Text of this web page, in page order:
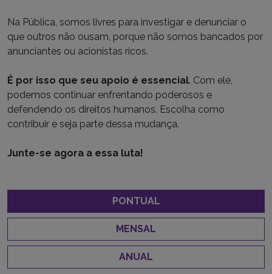
Na Pública, somos livres para investigar e denunciar o
que outros não ousam, porque não somos bancados por
anunciantes ou acionistas ricos.
É por isso que seu apoio é essencial. Com ele,
podemos continuar enfrentando poderosos e
defendendo os direitos humanos. Escolha como
contribuir e seja parte dessa mudança.
Junte-se agora a essa luta!
PONTUAL
MENSAL
ANUAL